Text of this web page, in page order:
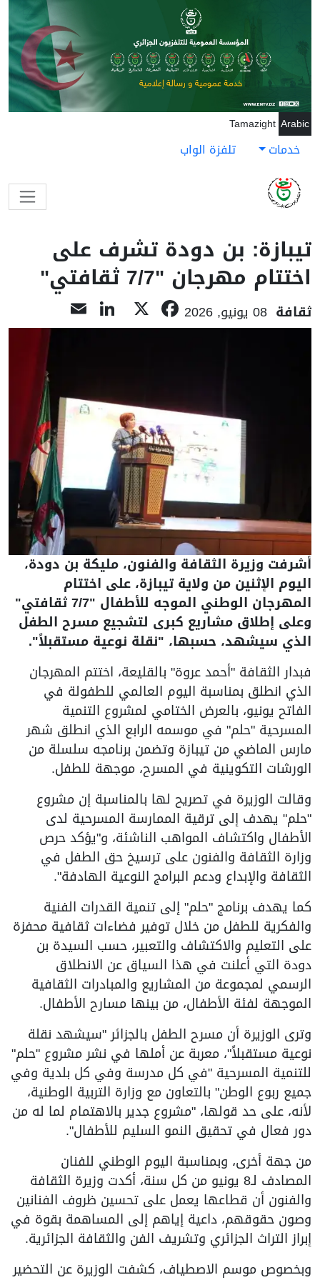
تجاوز إلى المحتوى الرئيسي
Arabic
Tamazight
خدمات تلفزة الواب
تيبازة: بن دودة تشرف على
اختتام مهرجان "7/7 ثقافتي"
ثقافة 08 يونيو, 2026 Facebook
LinkedIn
Email
أشرفت وزيرة الثقافة والفنون، مليكة بن دودة،
اليوم الإثنين من ولاية تيبازة، على اختتام
المهرجان الوطني الموجه للأطفال "7/7 ثقافتي"
وعلى إطلاق مشاريع كبرى لتشجيع مسرح الطفل
الذي سيشهد، حسبها، "نقلة نوعية مستقبلاً".
فبدار الثقافة "أحمد عروة" بالقليعة، اختتم المهرجان
الذي انطلق بمناسبة اليوم العالمي للطفولة في
الفاتح يونيو، بالعرض الختامي لمشروع التنمية
المسرحية "حلم" في موسمه الرابع الذي انطلق شهر
مارس الماضي من تيبازة وتضمن برنامجه سلسلة من
الورشات التكوينية في المسرح، موجهة للطفل.
وقالت الوزيرة في تصريح لها بالمناسبة إن مشروع
"حلم" يهدف إلى ترقية الممارسة المسرحية لدى
الأطفال واكتشاف المواهب الناشئة، و"يؤكد حرص
وزارة الثقافة والفنون على ترسيخ حق الطفل في
الثقافة والإبداع ودعم البرامج النوعية الهادفة".
كما يهدف برنامج "حلم" إلى تنمية القدرات الفنية
والفكرية للطفل من خلال توفير فضاءات ثقافية محفزة
على التعليم والاكتشاف والتعبير، حسب السيدة بن
دودة التي أعلنت في هذا السياق عن الانطلاق
الرسمي لمجموعة من المشاريع والمبادرات الثقافية
الموجهة لفئة الأطفال، من بينها مسارح الأطفال.
وترى الوزيرة أن مسرح الطفل بالجزائر "سيشهد نقلة
نوعية مستقبلاً"، معربة عن أملها في نشر مشروع "حلم"
للتنمية المسرحية "في كل مدرسة وفي كل بلدية وفي
جميع ربوع الوطن" بالتعاون مع وزارة التربية الوطنية،
لأنه، على حد قولها، "مشروع جدير بالاهتمام لما له من
دور فعال في تحقيق النمو السليم للأطفال".
من جهة أخرى، وبمناسبة اليوم الوطني للفنان
المصادف لـ8 يونيو من كل سنة، أكدت وزيرة الثقافة
والفنون أن قطاعها يعمل على تحسين ظروف الفنانين
وصون حقوقهم، داعية إياهم إلى المساهمة بقوة في
إبراز التراث الجزائري وتشريف الفن والثقافة الجزائرية.
وبخصوص موسم الاصطياف، كشفت الوزيرة عن التحضير